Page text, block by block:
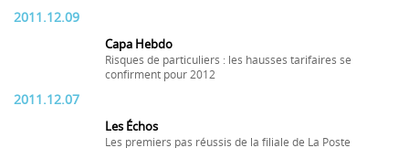
2011.12.09
Capa Hebdo
Risques de particuliers : les hausses tarifaires se
confirment pour 2012
2011.12.07
Les Échos
Les premiers pas réussis de la filiale de La Poste